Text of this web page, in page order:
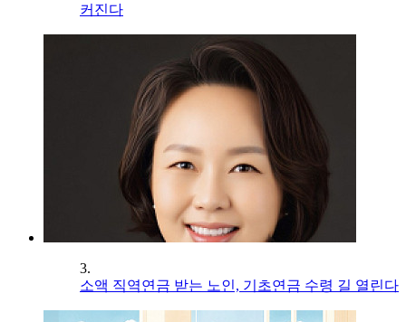
커진다
3.
소액 직역연금 받는 노인, 기초연금 수령 길 열린다